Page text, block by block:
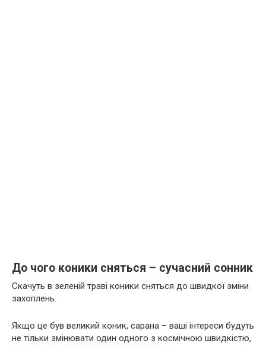
До чого коники сняться – сучасний сонник
Скачуть в зеленій траві коники сняться до швидкої зміни
захоплень.
Якщо це був великий коник, сарана – ваші інтереси будуть
не тільки змінювати один одного з космічною швидкістю,